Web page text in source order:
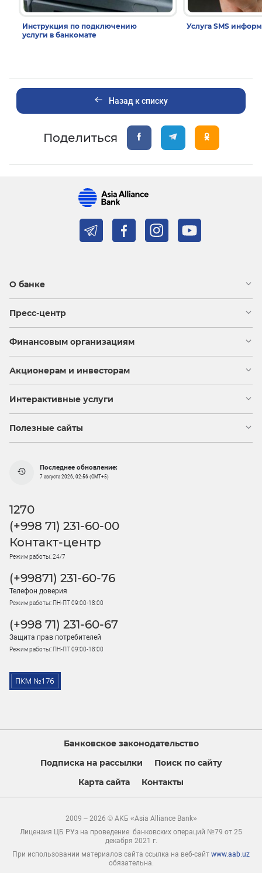
Инструкция по подключению
услуги в банкомате
Услуга SMS
Назад к списку
Поделиться
О банке
Пресс-центр
Финансовым организациям
Акционерам и инвесторам
Интерактивные услуги
Полезные сайты
Последнее обновление:
7 августа 2026, 02:56 (GMT+5)
1270
(+998 71) 231-60-00
Контакт-центр
Режим работы: 24/7
(+99871) 231-60-76
Телефон доверия
Режим работы: ПН-ПТ 09:00-18:00
(+998 71) 231-60-67
Защита прав потребителей
Режим работы: ПН-ПТ 09:00-18:00
Банковское законодательство
Подписка на рассылки
Поиск по сайту
Карта сайта
Контакты
2009 – 2026 © АКБ «Asia Alliance Bank»
Лицензия ЦБ РУз на проведение банковских операций №79 от 25
декабря 2021 г.
При использовании материалов сайта ссылка на веб-сайт www.aab.uz
обязательна.